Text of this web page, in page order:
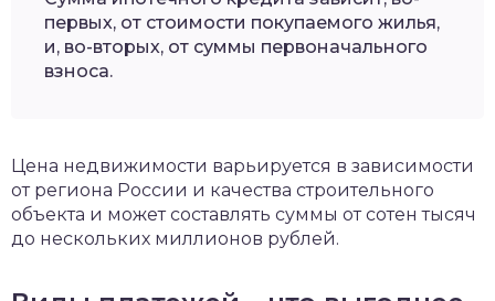
первых, от стоимости покупаемого жилья,
и, во-вторых, от суммы первоначального
взноса.
Цена недвижимости варьируется в зависимости
от региона России и качества строительного
объекта и может составлять суммы от сотен тысяч
до нескольких миллионов рублей.